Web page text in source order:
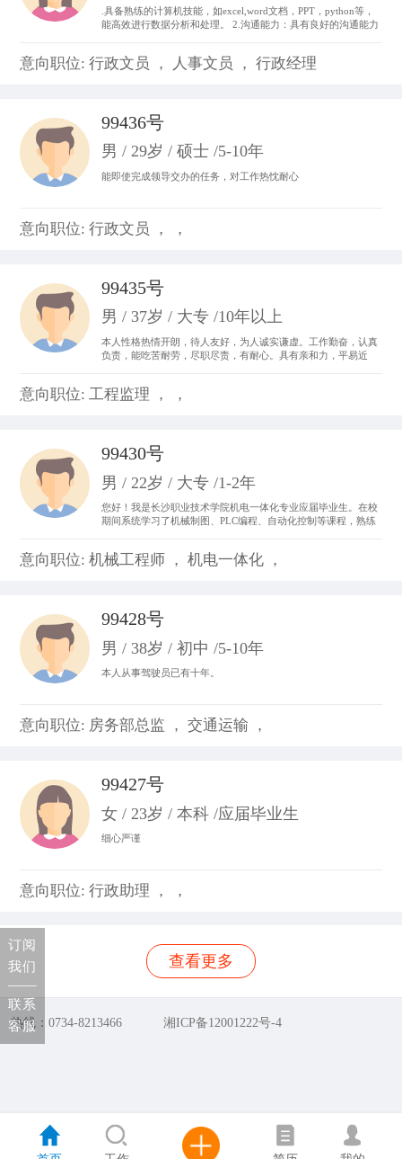
.具备熟练的计算机技能，如excel,word文档，PPT，python等，
能高效进行数据分析和处理。 2.沟通能力：具有良好的沟通能力
度参与”为行动准则。。
意向职位: 行政文员 ， 人事文员 ， 行政经理
99436号
男 / 29岁 / 硕士 /5-10年
能即使完成领导交办的任务，对工作热忱耐心
意向职位: 行政文员 ， ，
99435号
男 / 37岁 / 大专 /10年以上
本人性格热情开朗，待人友好，为人诚实谦虚。工作勤奋，认真
负责，能吃苦耐劳，尽职尽责，有耐心。具有亲和力，平易近
的精神，并从工作中体会到乐趣，尽心尽力。
意向职位: 工程监理 ， ，
99430号
男 / 22岁 / 大专 /1-2年
您好！我是长沙职业技术学院机电一体化专业应届毕业生。在校
期间系统学习了机械制图、PLC编程、自动化控制等课程，熟练
验。我善于团队协作，动手能力强，对工业自动化领域充满热情
意向职位: 机械工程师 ， 机电一体化 ，
99428号
男 / 38岁 / 初中 /5-10年
本人从事驾驶员已有十年。
意向职位: 房务部总监 ， 交通运输 ，
99427号
女 / 23岁 / 本科 /应届毕业生
细心严谨
意向职位: 行政助理 ， ，
查看更多
热线：0734-8213466 湘ICP备12001222号-4
订阅
我们
联系
客服